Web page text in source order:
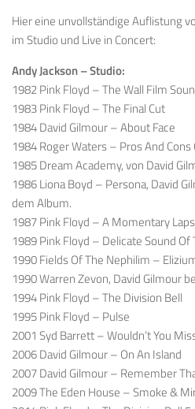
Hier eine unvollständige Auflistung
im Studio und Live in Concert:
Andy Jackson – Studio:
1982 Pink Floyd – The Wall Film
1983 Pink Floyd – The Final Cut
1984 David Gilmour – About Face
1984 Roger Waters – Pros And
1985 Dream Academy, von David
1986 Liona Boyd – Persona, David
dem Album.
1987 Pink Floyd – A Momentary
1989 Pink Floyd – Delicate Sound Of
1990 Fields Of The Nephilim –
1990 Warren Zevon, David Gilmour
1994 Pink Floyd – The Division Bell
1995 Pink Floyd – Pulse
2001 Syd Barrett – Wouldn’t You
2006 David Gilmour – On An Island
2007 David Gilmour – Remember
2009 The Eden House – Smoke &